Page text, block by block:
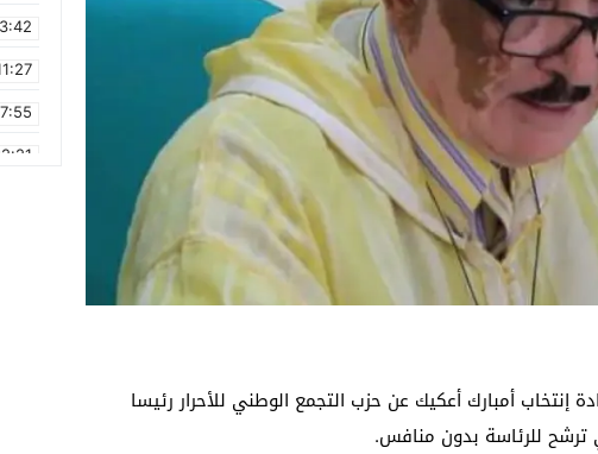
الجمعة 17 شتنبر 2021 إعادة إنتخاب أمبارك أعكيك عن حزب التجمع الوطني للأحرار رئيسا
ترشح للرئاسة بدون منافس.